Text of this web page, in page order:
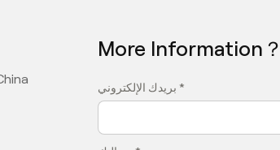
More Information？
بريدك الإلكتروني *